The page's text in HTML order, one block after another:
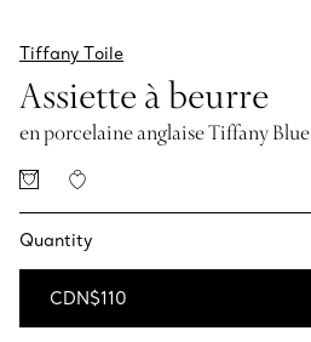
Tiffany Toile
Assiette à beurre
en porcelaine anglaise Tiffany Blue
Quantity
CDN$110